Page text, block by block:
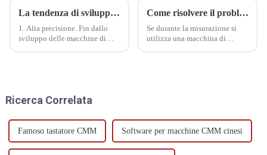
La tendenza di sviluppo della macchina di misura a coordinate
1. Alta precisione. Fin dallo
sviluppo delle macchine di
questo requisito sta diventando
Come risolvere il problema della deviazione eccessiva dei risultati di misurazione
Se durante la misurazione si
utilizza una macchina di
Ricerca Correlata
Famoso tastatore CMM Software per macchine CMM cinesi